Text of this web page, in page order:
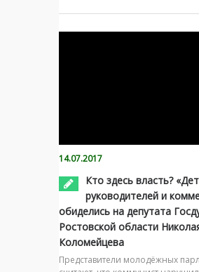
14.07.2017
Кто здесь власть?
руководителей и
обиделись на депутата
Ростовской области
Коломейцева
Представители молодёжных